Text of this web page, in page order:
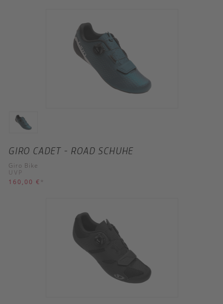
GIRO CADET - ROAD SCHUHE
Giro Bike
UVP
160,00 € *